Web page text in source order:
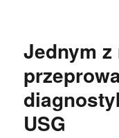
Jednym
USG